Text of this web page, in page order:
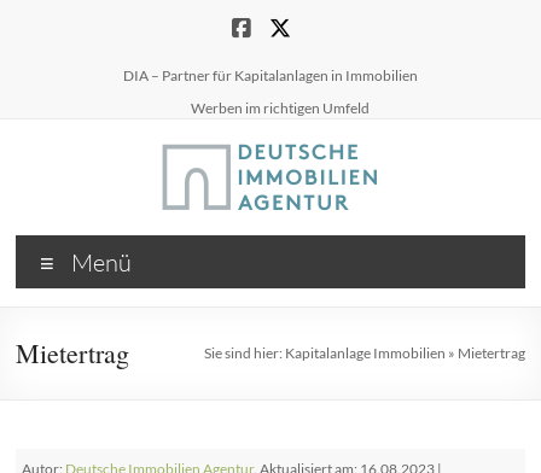
DIA – Partner für Kapitalanlagen in Immobilien
Werben im richtigen Umfeld
Menü
Mietertrag Sie sind hier: Kapitalanlage Immobilien » Mietertrag
Autor: Deutsche Immobilien Agentur. Aktualisiert am: 16.08.2023 |